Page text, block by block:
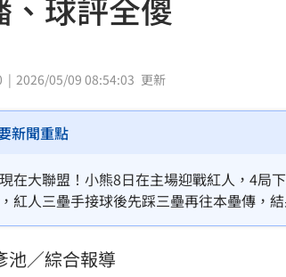
綁好」！ 百萬休旅重摔滑落
」路口影像直播紅鳩輪流護蛋
跑！台新新光金控淨零論壇登場
「過來人」陳時中送3叮嚀
暴！前董座李建成遭當庭逮補 21:31
終 昔砸百萬辦婚禮找連戰證婚
2026/05/09 08:54:03 更新
新聞重點
在大聯盟！小熊8日在主場迎戰紅人，4局
紅人三壘手接球後先踩三壘再往本壘傳，
掉1分，小熊因為紅人這次隱形失誤攻下7
池／綜合報導